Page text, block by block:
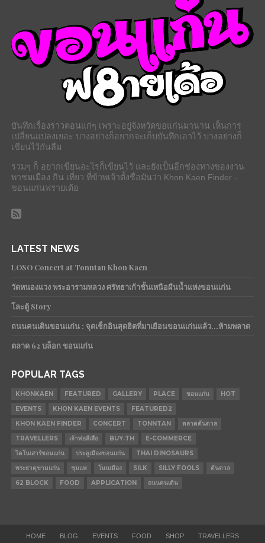
บันทึกเรื่องราวตอนแก่ๆ เพราะอยู่จังหวัดขอแก่นมานาน เห็นการ
เปลี่ยนแปลงเยอะ บางอย่างก็อยากจะเก็บบันทึกเอาไว้ บางอย่างก็
เขียนไว้กันลืม
รวมๆ ก็ อยากเขียนอะไรก็เขียนไว้ และยังเป็นอีกช่องทางของงาน
พาชมเมือง กิน เที่ยว ที่ข้าพเจ้าตั้งชื่อมันว่า Khon Kaen Finder -
ขอนแก่นฟรายเด้อ
LATEST NEWS
LOSO Concert at Tonntan Khon Kaen
วัดหนองแวง พระอารามหลวง ศรัทธาเก้าชั้นเหนือผืนน้ำแห่งขอนแก่น
โละตู้ Story
ถนนคนเดินขอนแก่น : จุดเช็กอินสุดฮิตที่มาเยือนขอนแก่นแล้ว…ห้ามพลาด
ตลาด 62 บล็อก ขอนแก่น
POPULAR TAGS
KHONKAEN FEATURED GALLERY PLACE ขอนแก่น
HOT
EVENTS
KHON KAEN EVENTS
FEATURED2
KHON KAEN FINDER
CONCERT TONNTAN
ตลาดต้นตาล
TRAVELLERS
เจ้าพ่อสีเสือ BUY.TH
E-COMMERCE
ไดโนเสาร์ขอนแก่น
ประตูเมืองขอนแก่น
THAI DINOSAURS
พระธาตุขามแก่น
ชุมแพ โนนเมือง SILK SILLY FOOLS
ต้นตาล
62 BLOCK
FOOD APPLICATION ถนนคนเดิน
HOME BLOG EVENTS FOOD SHOP TRAVELLERS